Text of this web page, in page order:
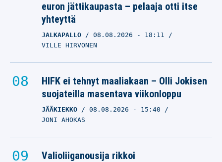
euron jättikaupasta – pelaaja otti itse
yhteyttä
JALKAPALLO 08.08.2026 - 18:11
VILLE HIRVONEN
HIFK ei tehnyt maaliakaan – Olli Jokisen
suojateilla masentava viikonloppu
JÄÄKIEKKO 08.08.2026 - 15:40
JONI AHOKAS
Valioliiganousija rikkoi